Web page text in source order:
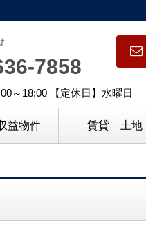
7858
～18:00 【定休日】水曜日
益物件 賃貸 土地